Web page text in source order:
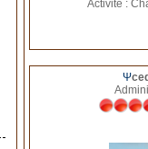
Activité :
Ψ